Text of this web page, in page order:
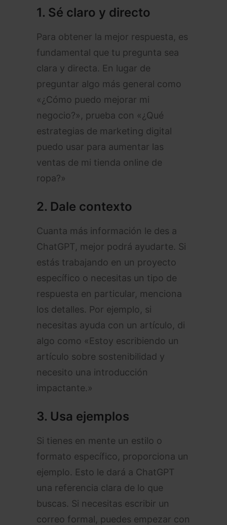
1. Sé claro y directo
Para obtener la mejor respuesta, es
fundamental que tu pregunta sea
clara y directa. En lugar de
preguntar algo más general como
«¿Cómo puedo mejorar mi
negocio?», prueba con «¿Qué
estrategias de marketing digital
puedo usar para aumentar las
ventas de mi tienda online de
ropa?»
2. Dale contexto
Cuanta más información le des a
ChatGPT, mejor podrá ayudarte. Si
estás trabajando en un proyecto
específico o necesitas un tipo de
respuesta en particular, menciona
los detalles. Por ejemplo, si
necesitas ayuda con un artículo, di
algo como «Estoy escribiendo un
artículo sobre sostenibilidad y
necesito una introducción
impactante.»
3. Usa ejemplos
Si tienes en mente un estilo o
formato específico, proporciona un
ejemplo. Esto le dará a ChatGPT
una referencia clara de lo que
buscas. Si necesitas escribir un
correo formal, puedes empezar con